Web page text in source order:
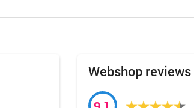
Webshop reviews